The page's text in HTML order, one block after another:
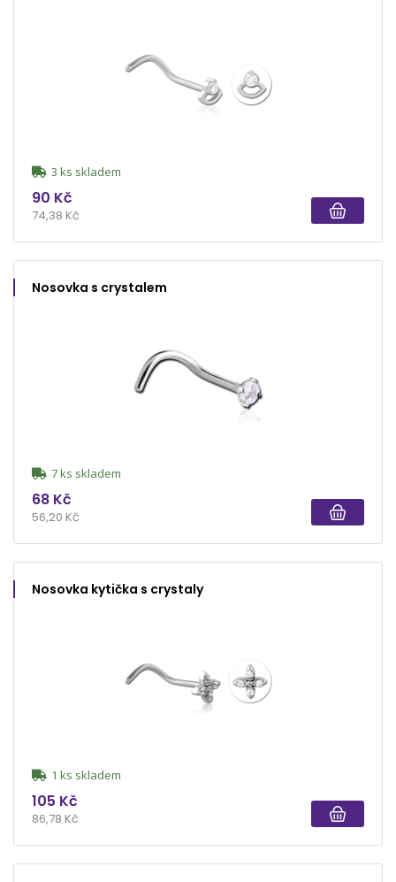
3 ks skladem
90 Kč
74,38 Kč
Nosovka s crystalem
7 ks skladem
68 Kč
56,20 Kč
Nosovka kytička s crystaly
1 ks skladem
105 Kč
86,78 Kč